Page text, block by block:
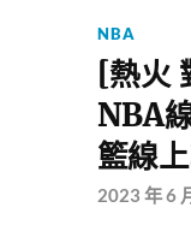
NBA
[熱火
NBA
籃線
2023 年 6